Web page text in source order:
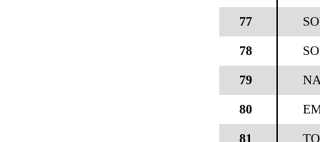
77
78
79
80
81